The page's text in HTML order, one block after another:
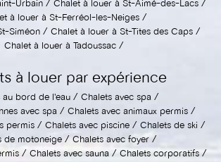
Urbain
Chalet à louer à St-Aimé-des-Lacs
à louer à St-Ferréol-les-Neiges
Siméon
Chalet à louer à St-Tites des Caps
Chalet à louer à Tadoussac
à louer par expérience
au bord de l'eau
Chalets avec spa
avec spa
Chalets avec animaux permis
permis
Chalets avec piscine
Chalets de ski
de motoneige
Chalets avec foyer
Chalets avec sauna
Chalets corporatifs